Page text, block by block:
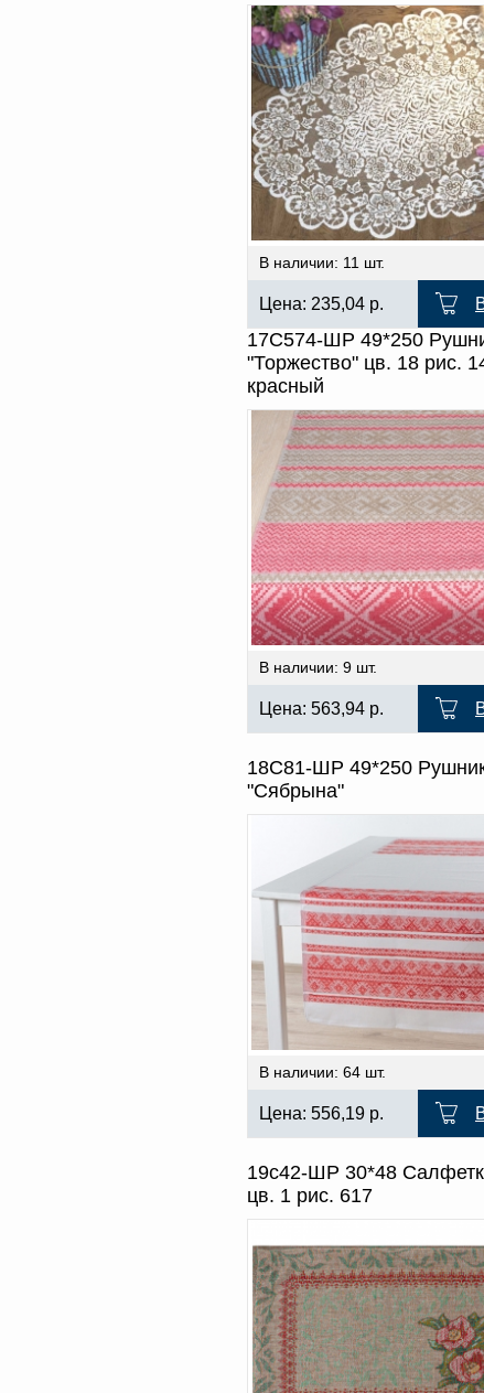
В наличии: 11 шт.
Цена: 235,04 р.
17С574-ШР 49*250
"Торжество" цв. 18 рис.
красный
В наличии: 9 шт.
Цена: 563,94 р.
18С81-ШР 49*250
"Сябрына"
В наличии: 64 шт.
Цена: 556,19 р.
19с42-ШР 30*48
цв. 1 рис. 617